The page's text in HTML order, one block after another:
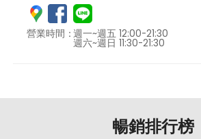
營業時間：週一~週五 12:00-21:30
週六~週日 11:30-21:30
暢銷排行榜